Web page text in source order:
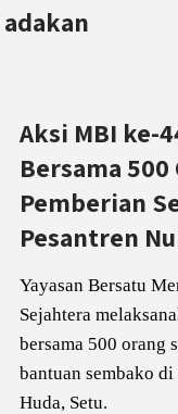
Aksi MBI ke-
Bersama
Pemberian
Pesantren
Yayasan Bersatu
Sejahtera
bersama 500 orang
bantuan sembako
Huda, Setu.